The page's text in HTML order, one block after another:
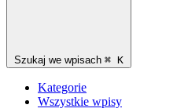
Szukaj we wpisach ⌘ K
Kategorie
Wszystkie wpisy